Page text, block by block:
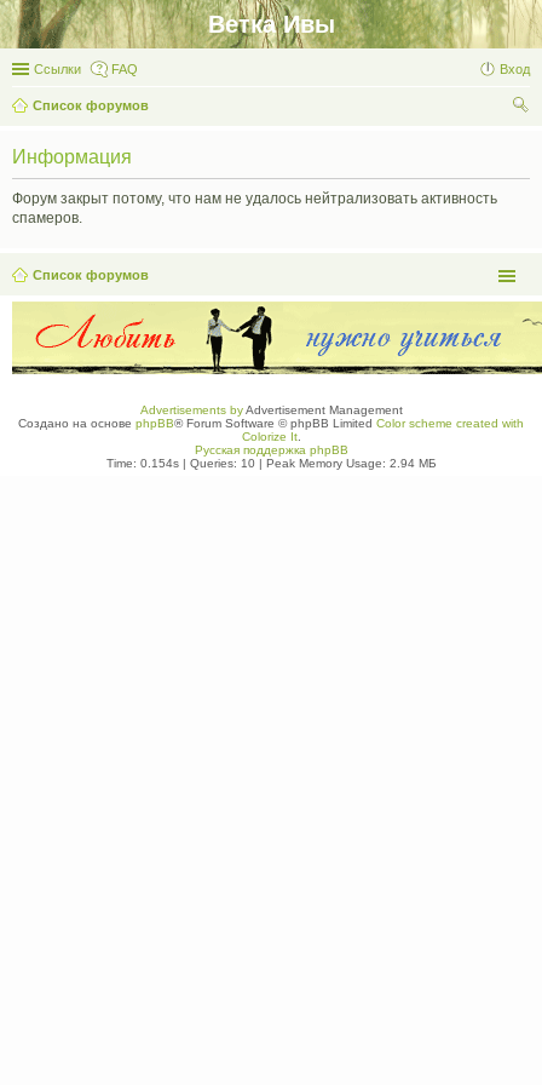
Ветка Ивы
Ссылки FAQ Вход
Список форумов
Информация
Форум закрыт потому, что нам не удалось нейтрализовать активность
спамеров.
Список форумов
Advertisements byAdvertisement Management
Создано на основе phpBB® Forum Software © phpBB Limited Color scheme created with
Colorize It.
Русская поддержка phpBB
Time: 0.154s| Queries: 10| Peak Memory Usage: 2.94 МБ